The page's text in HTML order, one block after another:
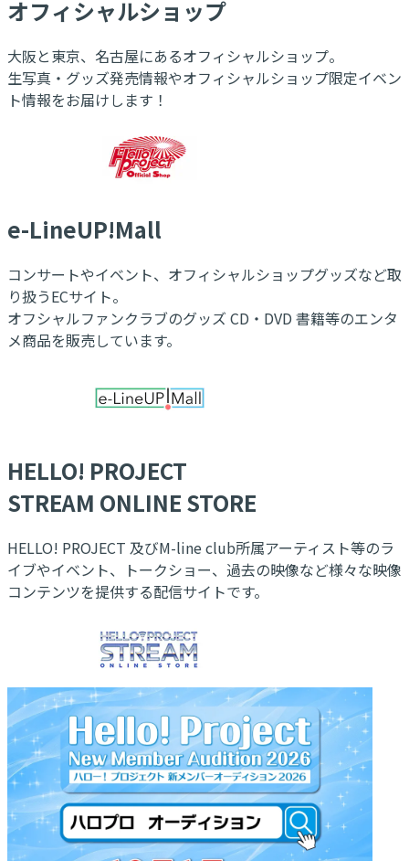
オフィシャルショップ
大阪と東京、名古屋にあるオフィシャルショップ。
生写真・グッズ発売情報やオフィシャルショップ限定イベン
ト情報をお届けします！
e-LineUP!Mall
コンサートやイベント、オフィシャルショップグッズなど取
り扱うECサイト。
オフシャルファンクラブのグッズ CD・DVD 書籍等のエンタ
メ商品を販売しています。
HELLO! PROJECT
STREAM ONLINE STORE
HELLO! PROJECT 及びM-line club所属アーティスト等のラ
イブやイベント、トークショー、過去の映像など様々な映像
コンテンツを提供する配信サイトです。